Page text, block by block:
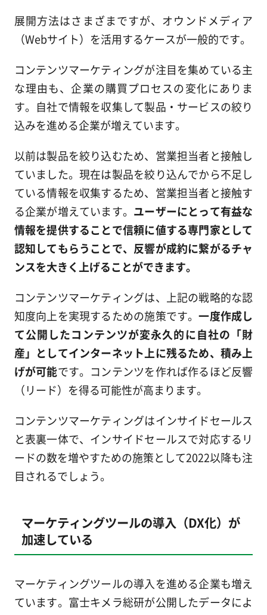
展開方法はさまざまですが、オウンドメディア
（Webサイト）を活用するケースが一般的です。
コンテンツマーケティングが注目を集めている主
な理由も、企業の購買プロセスの変化にありま
す。自社で情報を収集して製品・サービスの絞り
込みを進める企業が増えています。
以前は製品を絞り込むため、営業担当者と接触し
ていました。現在は製品を絞り込んでから不足し
ている情報を収集するため、営業担当者と接触す
る企業が増えています。 ユーザーにとって有益な
情報を提供することで信頼に値する専門家として
認知してもらうことで、反響が成約に繋がるチャ
ンスを大きく上げることができます。
コンテンツマーケティングは、上記の戦略的な認
知度向上を実現するための施策です。一度作成し
て公開したコンテンツが変永久的に自社の「財
産」としてインターネット上に残るため、積み上
げが可能です。コンテンツを作れば作るほど反響
（リード）を得る可能性が高まります。
コンテンツマーケティングはインサイドセールス
と表裏一体で、インサイドセールスで対応するリ
ードの数を増やすための施策として2022以降も注
目されるでしょう。
マーケティングツールの導入（DX化）が
加速している
マーケティングツールの導入を進める企業も増え
ています。富士キメラ総研が公開したデータによ